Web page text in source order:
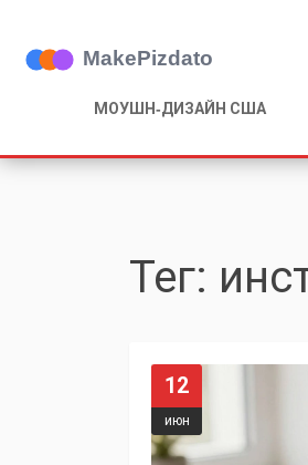
МОУШН‑ДИЗАЙН США
Тег:
12
июн